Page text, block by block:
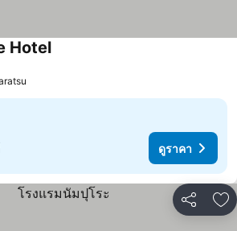
Hotel
ดูราคา
แชร์ เ